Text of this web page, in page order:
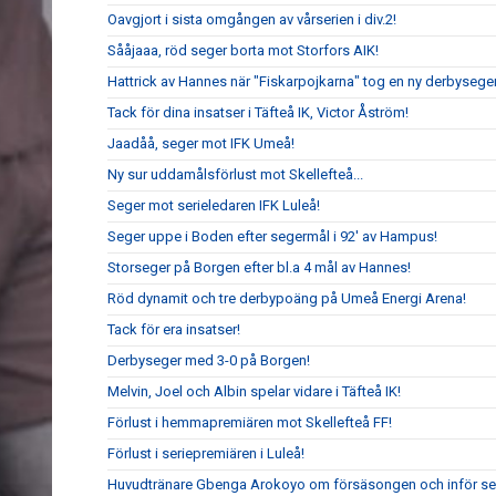
Oavgjort i sista omgången av vårserien i div.2!
Sååjaaa, röd seger borta mot Storfors AIK!
Hattrick av Hannes när "Fiskarpojkarna" tog en ny
Tack för dina insatser i Täfteå IK, Victor Åström!
Jaadåå, seger mot IFK Umeå!
Ny sur uddamålsförlust mot Skellefteå...
Seger mot serieledaren IFK Luleå!
Seger uppe i Boden efter segermål i 92' av Hampus!
Storseger på Borgen efter bl.a 4 mål av Hannes!
Röd dynamit och tre derbypoäng på Umeå Energi Arena!
Tack för era insatser!
Derbyseger med 3-0 på Borgen!
Melvin, Joel och Albin spelar vidare i Täfteå IK!
Förlust i hemmapremiären mot Skellefteå FF!
Förlust i seriepremiären i Luleå!
Huvudtränare Gbenga Arokoyo om försäsongen och inför